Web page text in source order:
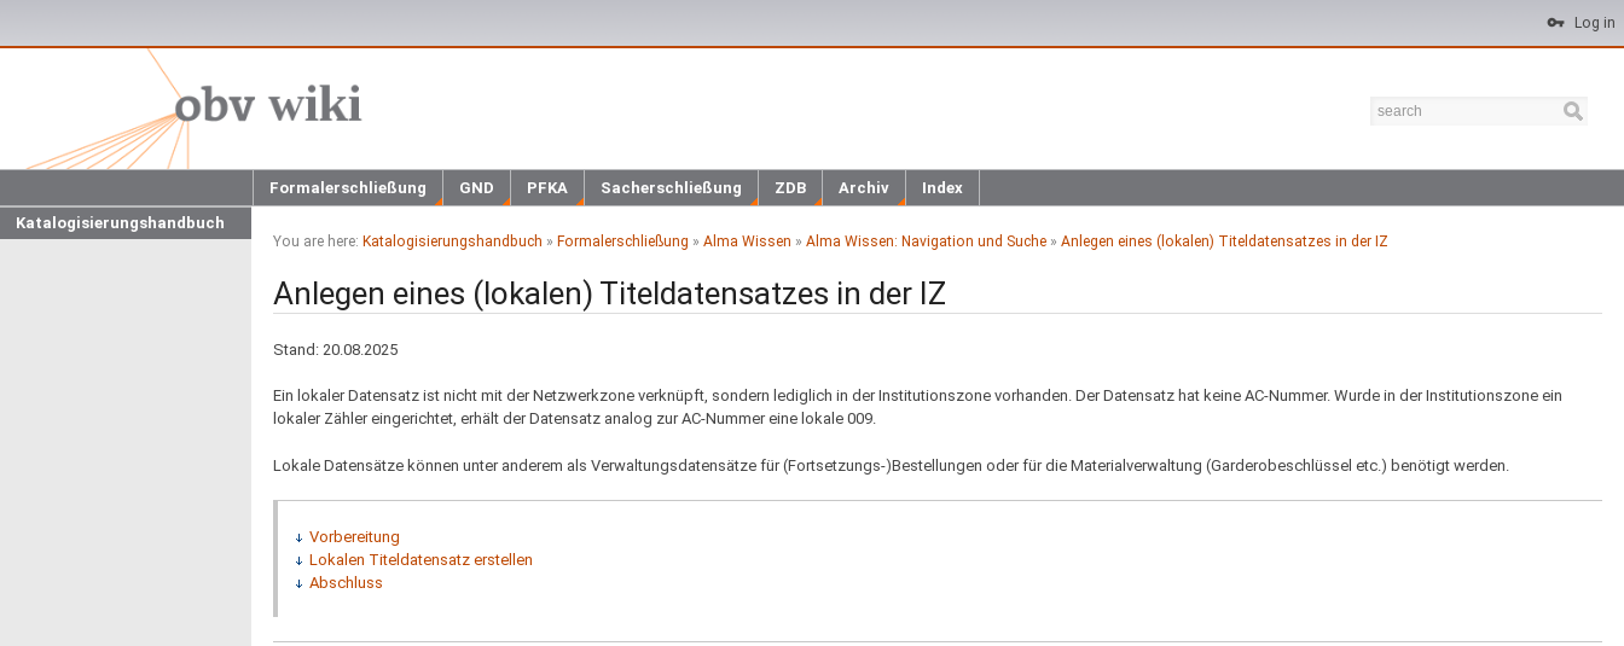
Log in
Formalerschließung GND PFKA Sacherschließung ZDB Archiv
Index
Katalogisierungshandbuch
You are here: Katalogisierungshandbuch » Formalerschließung » Alma Wissen » Alma Wissen: Navigation und Suche » Anlegen eines (lokalen) Titeldatensatzes in der IZ
Anlegen eines (lokalen) Titeldatensatzes in der IZ
Stand: 20.08.2025
Ein lokaler Datensatz ist nicht mit der Netzwerkzone verknüpft, sondern lediglich in der Institutionszone vorhanden. Der Datensatz hat keine AC-Nummer. Wurde in der Institutionszone ein
lokaler Zähler eingerichtet, erhält der Datensatz analog zur AC-Nummer eine lokale 009.
Lokale Datensätze können unter anderem als Verwaltungsdatensätze für (Fortsetzungs-)Bestellungen oder für die Materialverwaltung (Garderobeschlüssel etc.) benötigt werden.
Vorbereitung
Lokalen Titeldatensatz erstellen
Abschluss